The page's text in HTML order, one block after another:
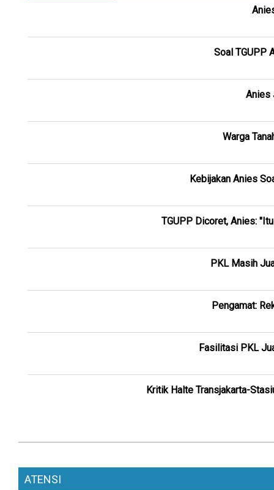
Soal TGUPP
Anies
Warga
Kebijakan Anies
TGUPP Dicoret, Anies:
PKL Masih
Pengamat:
Fasilitasi PKL
Kritik Halte Transjakarta-
ATENSI